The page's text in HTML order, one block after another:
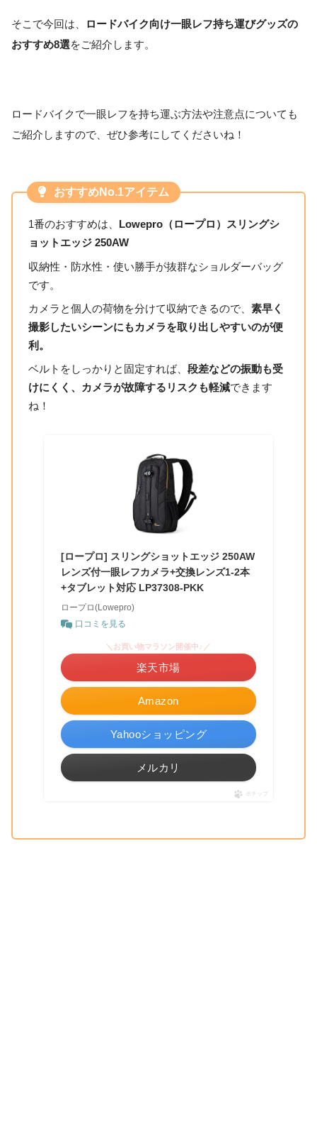
そこで今回は、
ロードバイク向け一眼レフ持ち運びグッズの
おすすめ8選をご紹介します。
ロードバイクで一眼レフを持ち運ぶ方法や注意点についても
ご紹介しますので、ぜひ参考にしてくださいね！
おすすめNo.1アイテム
1番のおすすめは、
Lowepro（ロープロ）スリングシ
ョットエッジ 250AW
収納性・防水性・使い勝手が抜群なショルダーバッグ
です。
カメラと個人の荷物を分けて収納できるので、 素早く
撮影したいシーンにもカメラを取り出しやすいのが便
利。
ベルトをしっかりと固定すれば、 段差などの振動も受
けにくく、カメラが故障するリスクも軽減できます
ね！
[ロープロ] スリングショットエッジ 250AW
レンズ付一眼レフカメラ+交換レンズ1-2本
+タブレット対応 LP37308-PKK
ロープロ(Lowepro)
口コミを見る
Amazon
＼お買い物マラソン開催中♪／
楽天市場
Yahooショッピング
メルカリ
ポチップ